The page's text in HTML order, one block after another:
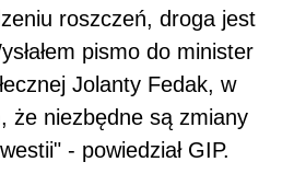
roszczeń, droga jest
pismo do minister
Jolanty Fedak, w
że niezbędne są zmiany
- powiedział GIP.